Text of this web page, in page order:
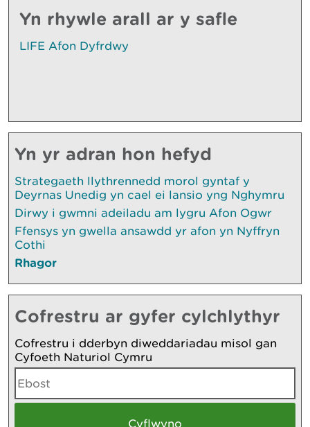
Yn rhywle arall ar y safle
LIFE Afon Dyfrdwy
Yn yr adran hon hefyd
Strategaeth llythrennedd morol gyntaf y
Deyrnas Unedig yn cael ei lansio yng Nghymru
Dirwy i gwmni adeiladu am lygru Afon Ogwr
Ffensys yn gwella ansawdd yr afon yn Nyffryn
Cothi
Rhagor
Cofrestru ar gyfer cylchlythyr
Cofrestru i dderbyn diweddariadau misol gan
Cyfoeth Naturiol Cymru